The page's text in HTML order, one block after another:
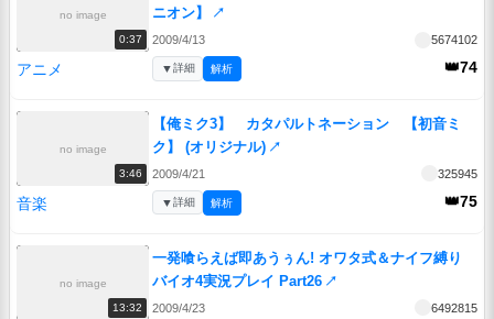
no image
0:37
ニオン】
↗
2009/4/13 5674102
アニメ 👑74
▼詳細 解析
no image
3:46
【俺ミク3】 カタパルトネーション 【初音ミ
ク】 (オリジナル) ↗
2009/4/21 325945
音楽 👑75
▼詳細 解析
no image
13:32
一発喰らえば即あうぅん! オワタ式＆ナイフ縛り
バイオ4実況プレイ Part26 ↗
2009/4/23 6492815